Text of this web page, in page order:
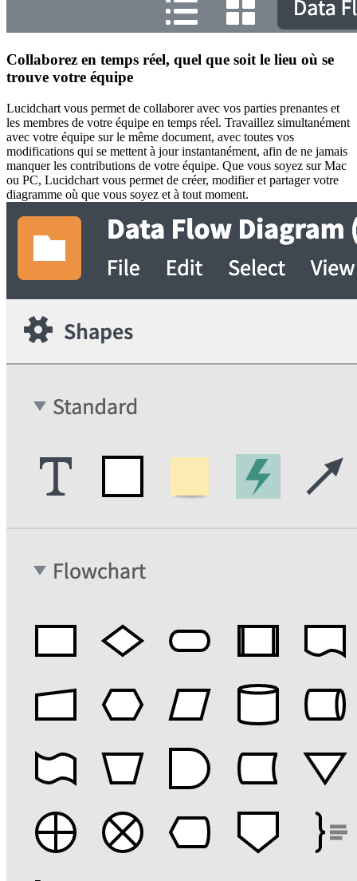
Collaborez en temps réel, quel que soit le lieu où se
trouve votre équipe
Lucidchart vous permet de collaborer avec vos parties prenantes et
les membres de votre équipe en temps réel. Travaillez simultanément
avec votre équipe sur le même document, avec toutes vos
modifications qui se mettent à jour instantanément, afin de ne jamais
manquer les contributions de votre équipe. Que vous soyez sur Mac
ou PC, Lucidchart vous permet de créer, modifier et partager votre
diagramme où que vous soyez et à tout moment.